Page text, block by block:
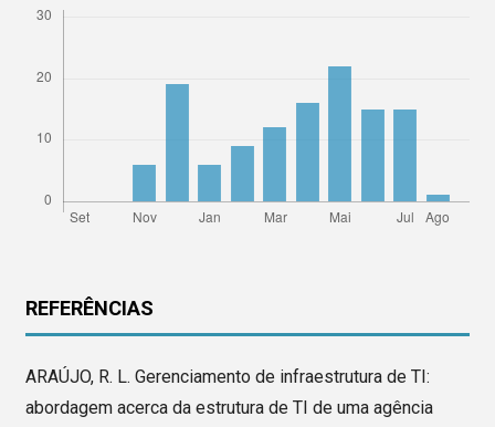
REFERÊNCIAS
ARAÚJO, R. L. Gerenciamento de infraestrutura de TI:
abordagem acerca da estrutura de TI de uma agência